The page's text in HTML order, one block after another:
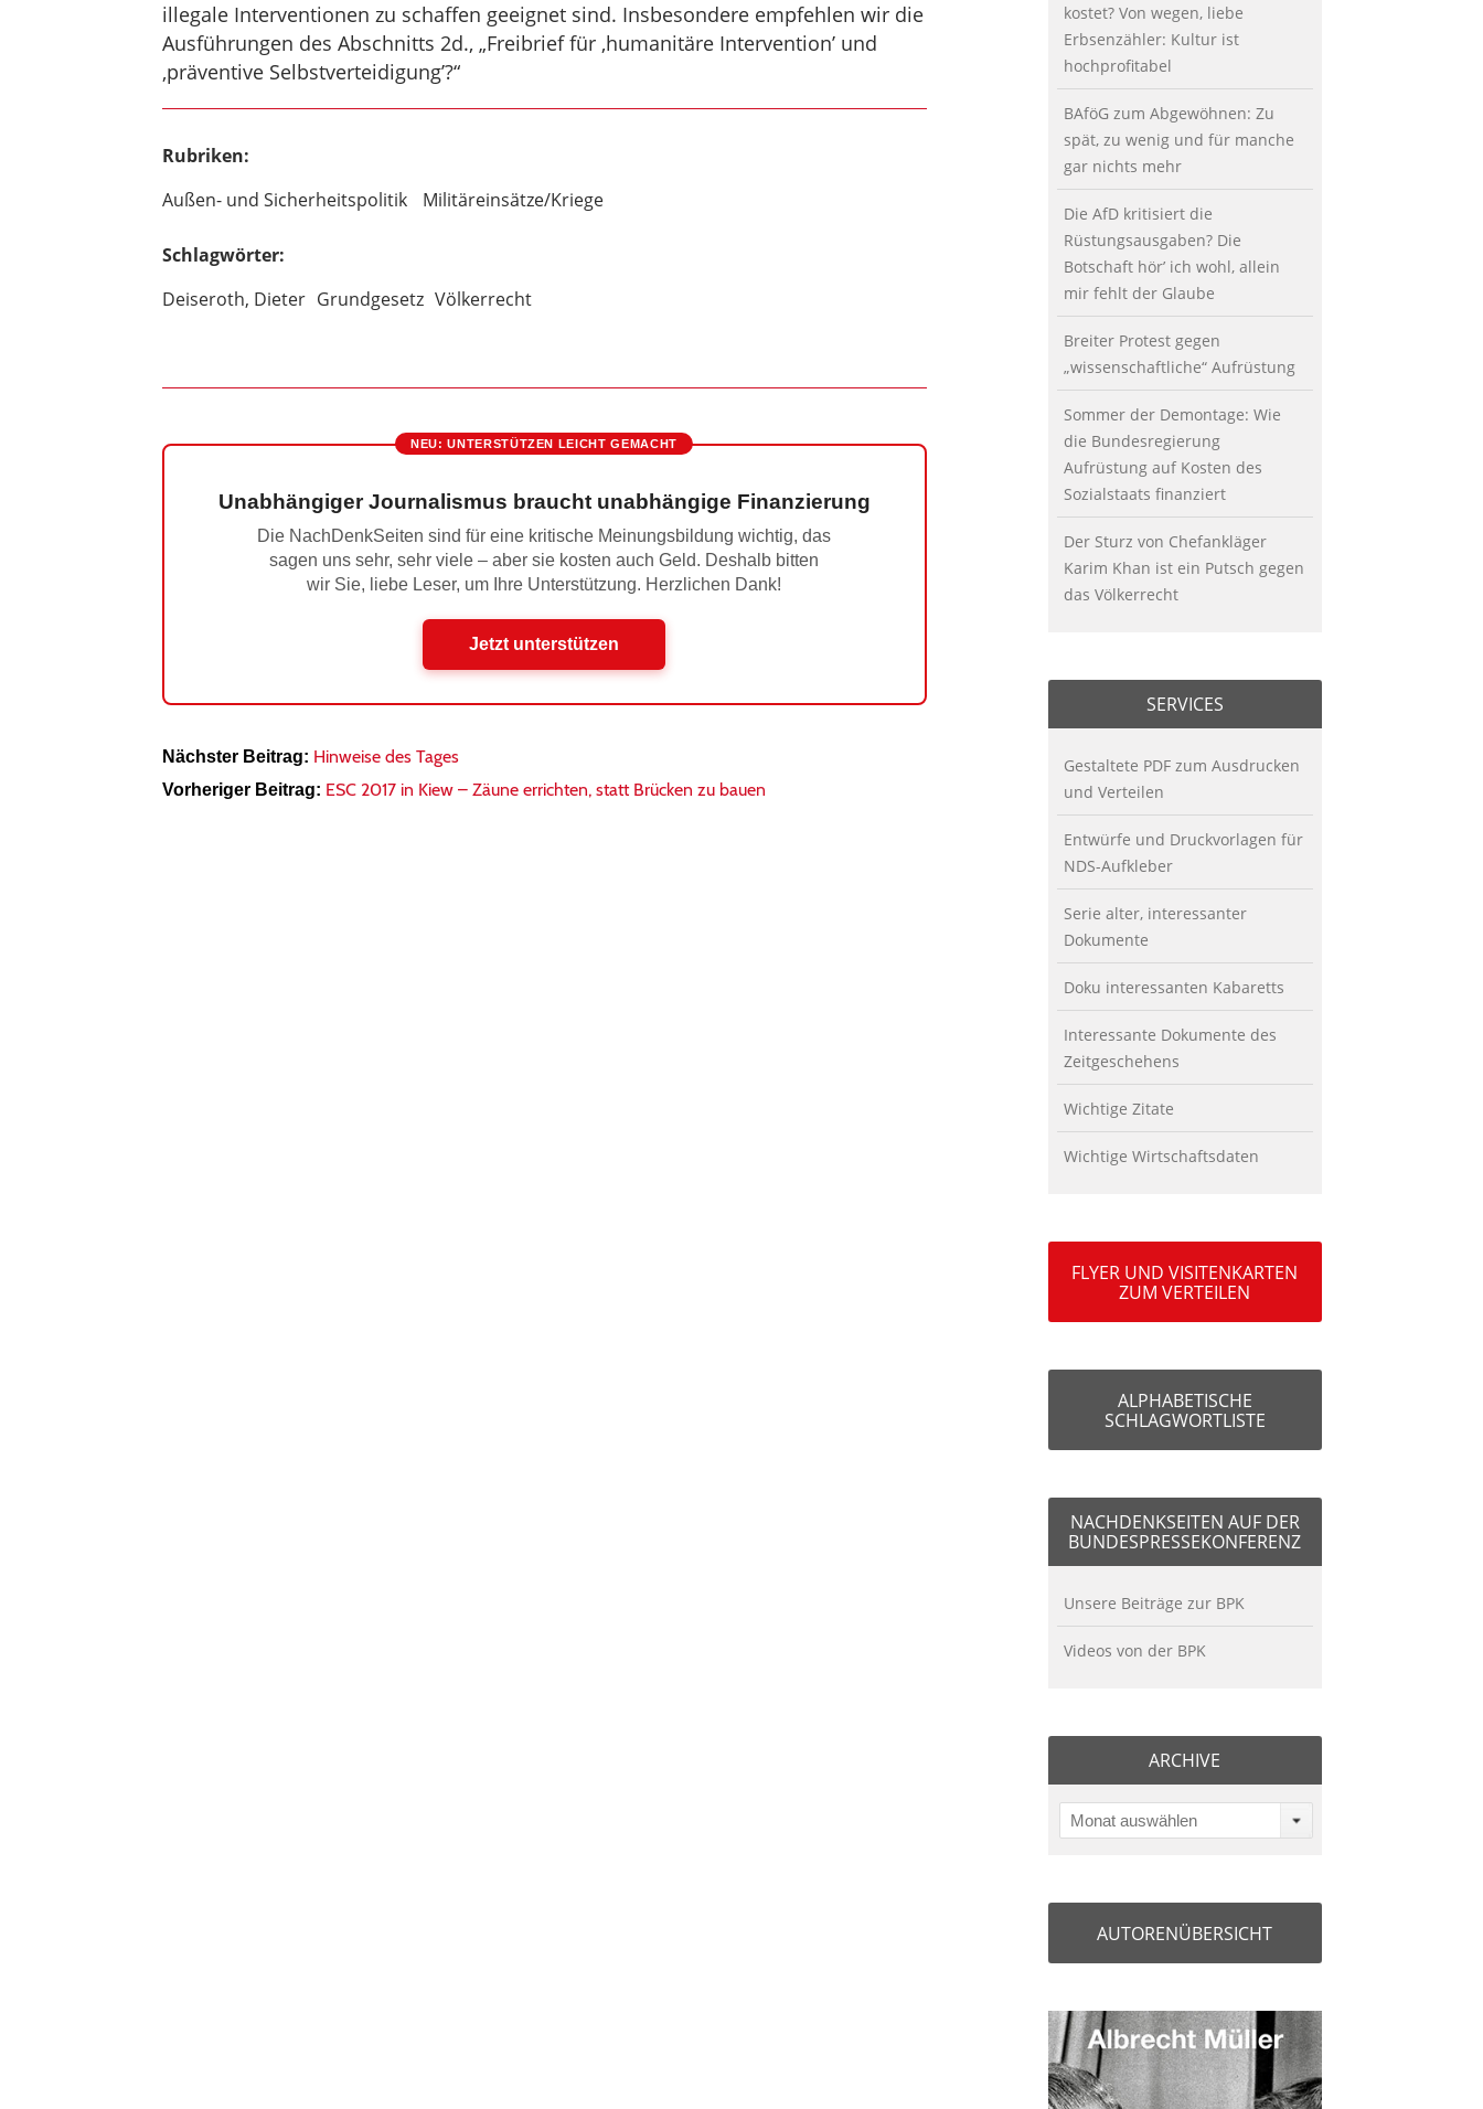
illegale Interventionen zu schaffen geeignet sind. Insbesondere empfehlen wir die
Ausführungen des Abschnitts 2d., „Freibrief für ‚humanitäre Intervention’ und
‚präventive Selbstverteidigung’?“
Rubriken:
Außen- und Sicherheitspolitik
Militäreinsätze/Kriege
Schlagwörter:
Deiseroth, Dieter Grundgesetz Völkerrecht
NEU: UNTERSTÜTZEN LEICHT GEMACHT
Unabhängiger Journalismus braucht unabhängige Finanzierung
Die NachDenkSeiten sind für eine kritische Meinungsbildung wichtig, das
sagen uns sehr, sehr viele – aber sie kosten auch Geld. Deshalb bitten
wir Sie, liebe Leser, um Ihre Unterstützung. Herzlichen Dank!
Jetzt unterstützen
Nächster Beitrag: Hinweise des Tages
Vorheriger Beitrag: ESC 2017 in Kiew – Zäune errichten, statt Brücken zu bauen
kostet? Von wegen, liebe
Erbsenzähler: Kultur ist
hochprofitabel
BAföG zum Abgewöhnen: Zu
spät, zu wenig und für manche
gar nichts mehr
Die AfD kritisiert die
Rüstungsausgaben? Die
Botschaft hör’ ich wohl, allein
mir fehlt der Glaube
Breiter Protest gegen
„wissenschaftliche“ Aufrüstung
Sommer der Demontage: Wie
die Bundesregierung
Aufrüstung auf Kosten des
Sozialstaats finanziert
Der Sturz von Chefankläger
Karim Khan ist ein Putsch gegen
das Völkerrecht
SERVICES
Gestaltete PDF zum Ausdrucken
und Verteilen
Entwürfe und Druckvorlagen für
NDS-Aufkleber
Serie alter, interessanter
Dokumente
Doku interessanten Kabaretts
Interessante Dokumente des
Zeitgeschehens
Wichtige Zitate
Wichtige Wirtschaftsdaten
FLYER UND VISITENKARTEN
ZUM VERTEILEN
ALPHABETISCHE
SCHLAGWORTLISTE
NACHDENKSEITEN AUF DER
BUNDESPRESSEKONFERENZ
Unsere Beiträge zur BPK
Videos von der BPK
ARCHIVE
Monat auswählen
AUTORENÜBERSICHT